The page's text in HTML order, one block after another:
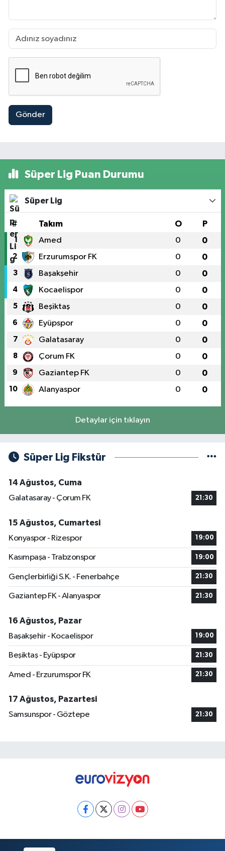
Gönder
Süper Lig Puan Durumu
Süper Lig
# Takım O P
1 Amed 0 0
2 Erzurumspor FK 0 0
3 Başakşehir 0 0
4 Kocaelispor 0 0
5 Beşiktaş 0 0
6 Eyüpspor 0 0
7 Galatasaray 0 0
8 Çorum FK 0 0
9 Gaziantep FK 0 0
10 Alanyaspor 0 0
Detaylar için tıklayın
Süper Lig Fikstür
14 Ağustos, Cuma
Galatasaray - Çorum FK
21:30
15 Ağustos, Cumartesi
Konyaspor - Rizespor
19:00
Kasımpaşa - Trabzonspor 19:00
Gençlerbirliği S.K. - Fenerbahçe 21:30
Gaziantep FK - Alanyaspor 21:30
16 Ağustos, Pazar
Başakşehir - Kocaelispor
19:00
Beşiktaş - Eyüpspor 21:30
Amed - Erzurumspor FK 21:30
17 Ağustos, Pazartesi
Samsunspor - Göztepe
21:30